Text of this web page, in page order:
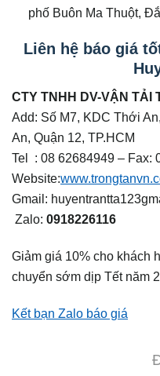
phố Buôn Ma Thuột,
Liên hệ báo giá
CTY TNHH DV-VẬN TẢI
Add: Số M7, KDC Thới
An, Quận 12, TP.HCM
Tel : 08 62684949 – Fax:
Website:
Gmail:
Zalo: 0918226116
Giảm giá 10% cho khách
chuyển sớm dịp Tết năm
Kết bạn Zalo báo giá